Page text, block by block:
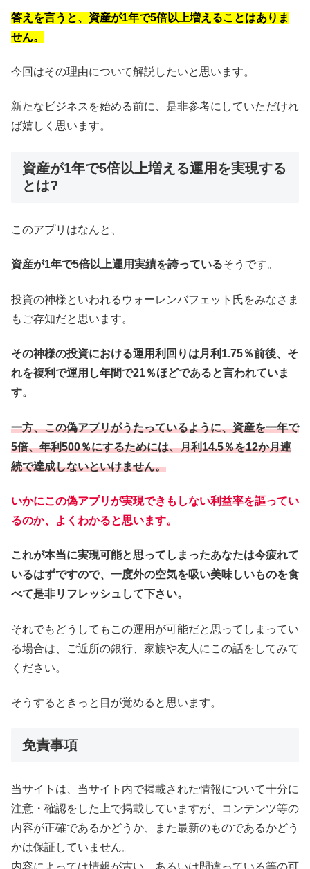
答えを言うと、資産が1年で5倍以上増えることはありま
せん。
今回はその理由について解説したいと思います。
新たなビジネスを始める前に、是非参考にしていただけれ
ば嬉しく思います。
資産が1年で5倍以上増える運用を実現する
とは?
このアプリはなんと、
資産が1年で5倍以上運用実績を誇っているそうです。
投資の神様といわれるウォーレンバフェット氏をみなさま
もご存知だと思います。
その神様の投資における運用利回りは月利1.75％前後、そ
れを複利で運用し年間で21％ほどであると言われていま
す。
一方、この偽アプリがうたっているように、資産を一年で
5倍、年利500％にするためには、月利14.5％を12か月連
続で達成しないといけません。
いかにこの偽アプリが実現できもしない利益率を謳ってい
るのか、よくわかると思います。
これが本当に実現可能と思ってしまったあなたは今疲れて
いるはずですので、一度外の空気を吸い美味しいものを食
べて是非リフレッシュして下さい。
それでもどうしてもこの運用が可能だと思ってしまってい
る場合は、ご近所の銀行、家族や友人にこの話をしてみて
ください。
そうするときっと目が覚めると思います。
免責事項
当サイトは、当サイト内で掲載された情報について十分に
注意・確認をした上で掲載していますが、コンテンツ等の
内容が正確であるかどうか、また最新のものであるかどう
かは保証していません。
内容によっては情報が古い、あるいは間違っている等の可